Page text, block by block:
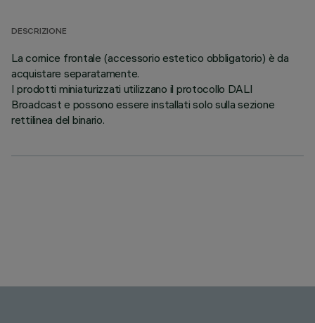
DESCRIZIONE
La cornice frontale (accessorio estetico obbligatorio) è da
acquistare separatamente.
I prodotti miniaturizzati utilizzano il protocollo DALI
Broadcast e possono essere installati solo sulla sezione
rettilinea del binario.